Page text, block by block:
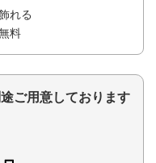
れる
料
ご用意しております